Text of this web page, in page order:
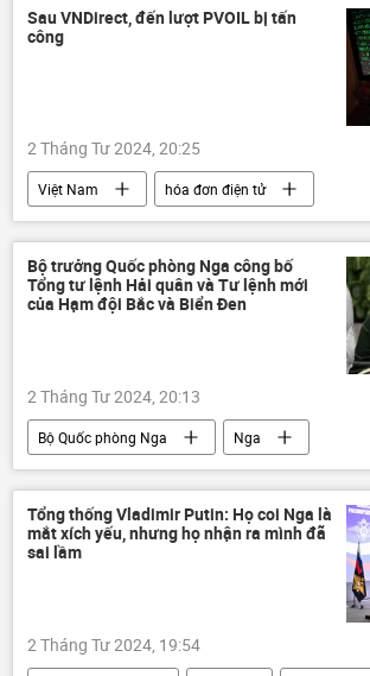
Quân sự
xung đột quân sự
xe tăng
Sau VNDirect, đến lượt PVOIL bị tấn
công
2 Tháng Tư 2024, 20:25
Việt Nam
hóa đơn điện tử
an toàn
an ninh mạng
Bộ trưởng Quốc phòng Nga công bố
Tổng tư lệnh Hải quân và Tư lệnh mới
của Hạm đội Bắc và Biển Đen
2 Tháng Tư 2024, 20:13
Bộ Quốc phòng Nga
Nga
Sergei Shoigu
Thế giới
Hạm đội Bắc
Hạm đội Biển Đen
Tổng thống Vladimir Putin: Họ coi Nga là
mắt xích yếu, nhưng họ nhận ra mình đã
sai lầm
2 Tháng Tư 2024, 19:54